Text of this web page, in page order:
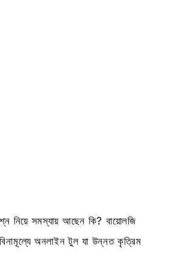
নিয়ে সমস্যায় আছেন কি? বায়োলজি
অনলাইন টুল যা উন্নত কৃত্রিম